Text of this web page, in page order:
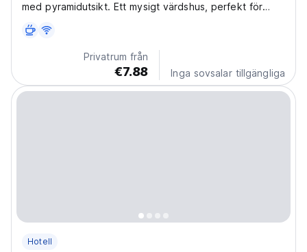
med pyramidutsikt. Ett mysigt värdshus, perfekt för
livlig kultur. (Auto-translated from original language)
Privatrum från
€7.88 Inga sovsalar tillgängliga
Hotell